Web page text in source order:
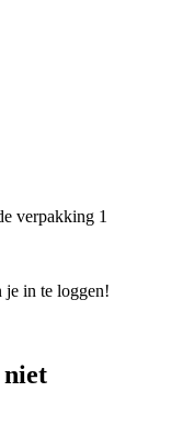
verpakking 1
je in te loggen!
niet